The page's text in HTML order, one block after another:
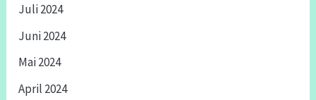
Juli 2024
Juni 2024
Mai 2024
April 2024